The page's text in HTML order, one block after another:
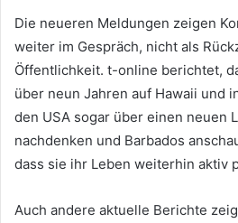
Die neueren Meldungen zeigen
weiter im Gespräch, nicht als
Öffentlichkeit. t-online berichtet,
über neun Jahren auf Hawaii und
den USA sogar über einen neuen
nachdenken und Barbados
dass sie ihr Leben weiterhin aktiv
Auch andere aktuelle Berichte